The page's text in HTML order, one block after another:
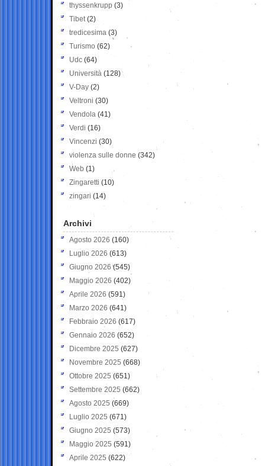
thyssenkrupp (3)
Tibet(2)
tredicesima (3)
Turismo (62)
Udc (64)
Università (128)
V-Day (2)
Veltroni (30)
Vendola (41)
Verdi (16)
Vincenzi (30)
violenza sulle donne (342)
Web (1)
Zingaretti (10)
zingari (14)
Archivi
Agosto 2026 (160)
Luglio 2026 (613)
Giugno 2026 (545)
Maggio 2026 (402)
Aprile 2026 (591)
Marzo 2026 (641)
Febbraio 2026 (617)
Gennaio 2026 (652)
Dicembre 2025 (627)
Novembre 2025 (668)
Ottobre 2025 (651)
Settembre 2025 (662)
Agosto 2025 (669)
Luglio 2025 (671)
Giugno 2025 (573)
Maggio 2025 (591)
Aprile 2025 (622)